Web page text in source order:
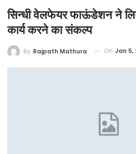
सिन्धी वेलफेयर फाऊंडेशन ने
कार्य करने का संकल्प
By Rajpath Mathura On Jan 5,